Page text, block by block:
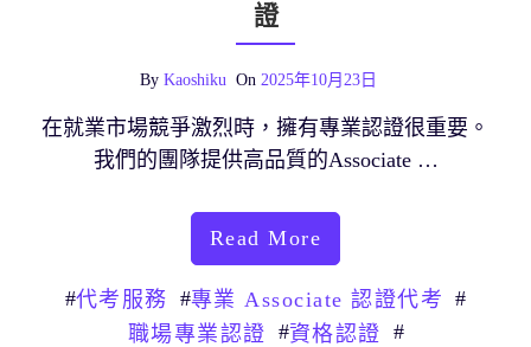
證
By Kaoshiku On 2025年10月23日
在就業市場競爭激烈時，擁有專業認證很重要。
我們的團隊提供高品質的Associate …
Read More
#代考服務 #專業 Associate 認證代考
#
職場專業認證 #資格認證 #